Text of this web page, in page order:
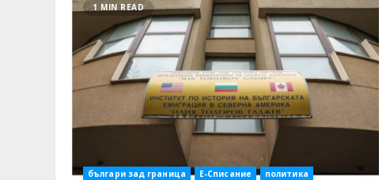
1 MIN READ
българи зад граница Е-Списание политика